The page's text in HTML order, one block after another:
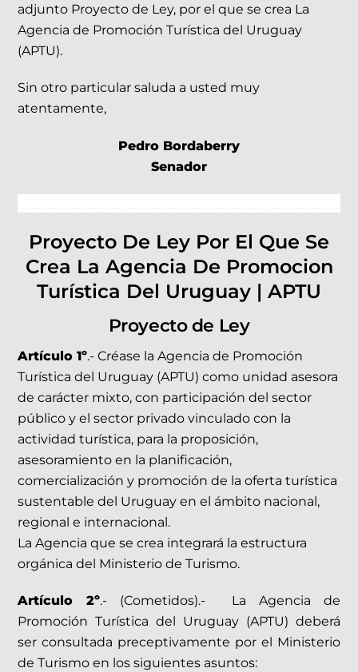
adjunto Proyecto de Ley, por el que se crea La
Agencia de Promoción Turística del Uruguay
(APTU).
Sin otro particular saluda a usted muy
atentamente,
Pedro Bordaberry
Senador
Proyecto De Ley Por El Que Se
Crea La Agencia De Promocion
Turística Del Uruguay | APTU
Proyecto de Ley
Artículo 1º.- Créase la Agencia de Promoción
Turística del Uruguay (APTU) como unidad asesora
de carácter mixto, con participación del sector
público y el sector privado vinculado con la
actividad turística, para la proposición,
asesoramiento en la planificación,
comercialización y promoción de la oferta turística
sustentable del Uruguay en el ámbito nacional,
regional e internacional.
La Agencia que se crea integrará la estructura
orgánica del Ministerio de Turismo.
Artículo 2º.- (Cometidos).- La Agencia de
Promoción Turística del Uruguay (APTU) deberá
ser consultada preceptivamente por el Ministerio
de Turismo en los siguientes asuntos: